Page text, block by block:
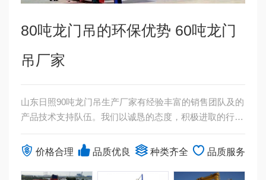
80吨龙门吊的环保优势 60吨龙门
吊厂家
山东日照90吨龙门吊生产厂家有经验丰富的销售团队及的
产品技术支持队伍。我们以诚恳的态度，积极进取的行
动，用心聆听了解客户的需求，为客户推荐适合的产品。
而我们坚持提供“诚实可靠”的产品，以“诚信和奉献”来获
价格合理 品质优良 种类齐全 品质服务